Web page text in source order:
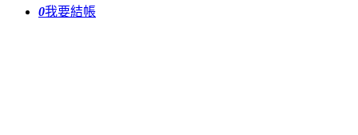
0我要結帳